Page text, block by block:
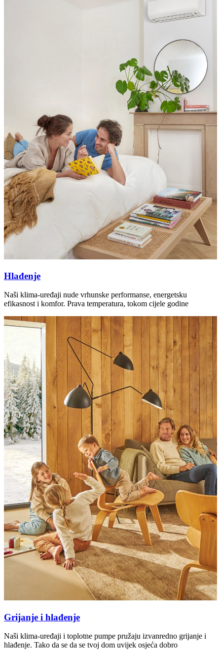
Hlađenje
Naši klima-uređaji nude vrhunske performanse, energetsku
efikasnost i komfor. Prava temperatura, tokom cijele godine
Grijanje i hlađenje
Naši klima-uređaji i toplotne pumpe pružaju izvanredno grijanje i
hlađenje. Tako da se da se tvoj dom uvijek osjeća dobro